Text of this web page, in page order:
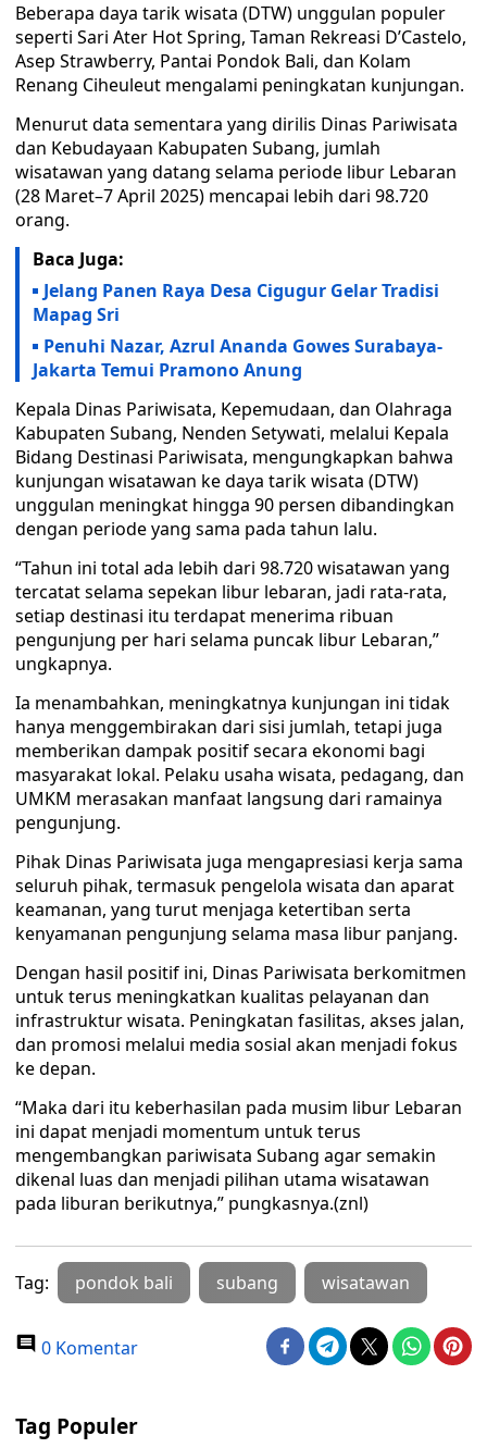
Beberapa daya tarik wisata (DTW) unggulan populer
seperti Sari Ater Hot Spring, Taman Rekreasi D’Castelo,
Asep Strawberry, Pantai Pondok Bali, dan Kolam
Renang Ciheuleut mengalami peningkatan kunjungan.
Menurut data sementara yang dirilis Dinas Pariwisata
dan Kebudayaan Kabupaten Subang, jumlah
wisatawan yang datang selama periode libur Lebaran
(28 Maret–7 April 2025) mencapai lebih dari 98.720
orang.
Baca Juga:
Jelang Panen Raya Desa Cigugur Gelar Tradisi
Mapag Sri
Penuhi Nazar, Azrul Ananda Gowes Surabaya-
Jakarta Temui Pramono Anung
Kepala Dinas Pariwisata, Kepemudaan, dan Olahraga
Kabupaten Subang, Nenden Setywati, melalui Kepala
Bidang Destinasi Pariwisata, mengungkapkan bahwa
kunjungan wisatawan ke daya tarik wisata (DTW)
unggulan meningkat hingga 90 persen dibandingkan
dengan periode yang sama pada tahun lalu.
“Tahun ini total ada lebih dari 98.720 wisatawan yang
tercatat selama sepekan libur lebaran, jadi rata-rata,
setiap destinasi itu terdapat menerima ribuan
pengunjung per hari selama puncak libur Lebaran,”
ungkapnya.
Ia menambahkan, meningkatnya kunjungan ini tidak
hanya menggembirakan dari sisi jumlah, tetapi juga
memberikan dampak positif secara ekonomi bagi
masyarakat lokal. Pelaku usaha wisata, pedagang, dan
UMKM merasakan manfaat langsung dari ramainya
pengunjung.
Pihak Dinas Pariwisata juga mengapresiasi kerja sama
seluruh pihak, termasuk pengelola wisata dan aparat
keamanan, yang turut menjaga ketertiban serta
kenyamanan pengunjung selama masa libur panjang.
Dengan hasil positif ini, Dinas Pariwisata berkomitmen
untuk terus meningkatkan kualitas pelayanan dan
infrastruktur wisata. Peningkatan fasilitas, akses jalan,
dan promosi melalui media sosial akan menjadi fokus
ke depan.
“Maka dari itu keberhasilan pada musim libur Lebaran
ini dapat menjadi momentum untuk terus
mengembangkan pariwisata Subang agar semakin
dikenal luas dan menjadi pilihan utama wisatawan
pada liburan berikutnya,” pungkasnya.(znl)
Tag: pondok bali subang wisatawan
0 Komentar
Tag Populer